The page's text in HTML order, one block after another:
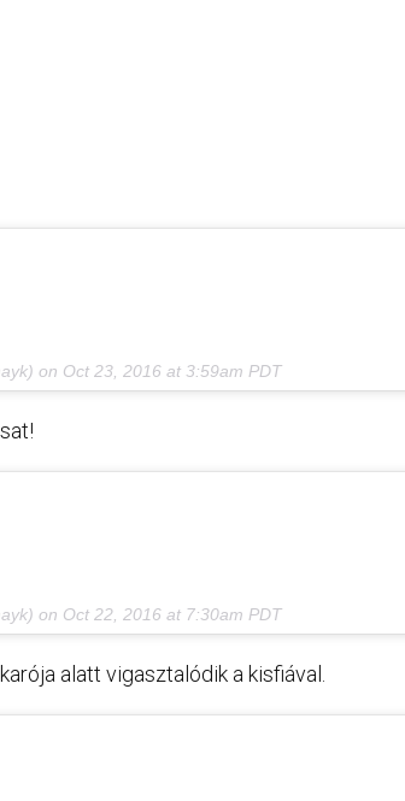
on Oct 23, 2016 at 3:59am PDT
on Oct 22, 2016 at 7:30am PDT
alatt vigasztalódik a kisfiával.